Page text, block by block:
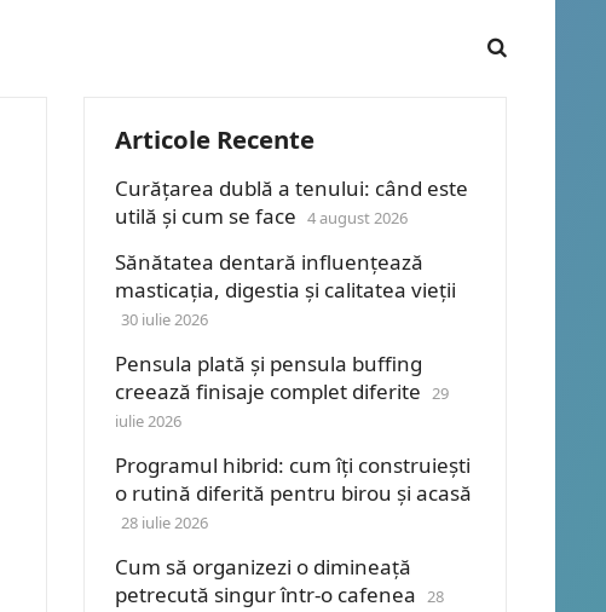
Articole Recente
Curățarea dublă a tenului: când este
utilă și cum se face 4 august 2026
Sănătatea dentară influențează
masticația, digestia și calitatea vieții
30 iulie 2026
Pensula plată și pensula buffing
creează finisaje complet diferite 29
iulie 2026
Programul hibrid: cum îți construiești
o rutină diferită pentru birou și acasă
28 iulie 2026
Cum să organizezi o dimineață
petrecută singur într-o cafenea 28